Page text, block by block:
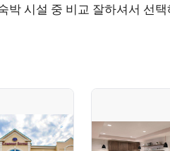
박 시설 중 비교 잘하셔서 선